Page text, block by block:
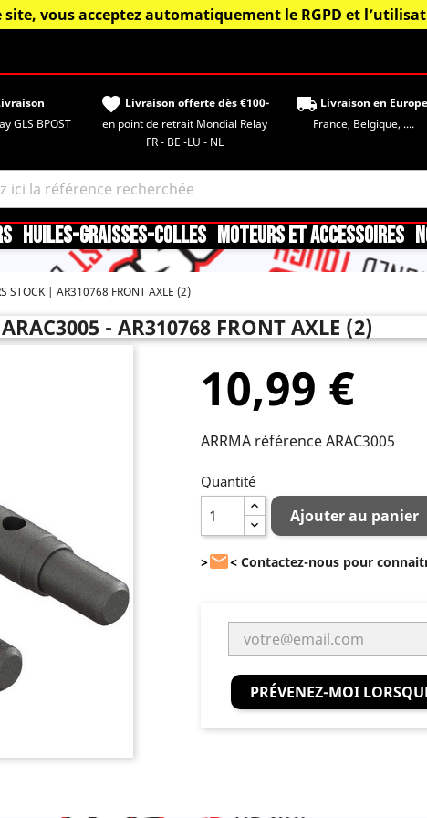
site, vous acceptez automatiquement le RGPD et
GLS BPOST
favorite Livraison offerte dès €100-
en point de retrait Mondial Relay
FR - BE -LU - NL
local_shipping Livraison en
France, Belgique, ....
HUILES-GRAISSES-COLLES MOTEURS ET ACCESSOIRES
STOCK AR310768 FRONT AXLE (2)
ARAC3005 - AR310768 FRONT AXLE (2)
10,99 €
ARRMA référence ARAC3005
Quantité
Ajouter au panier
>< Contactez-nous pour
PRÉVENEZ-MOI